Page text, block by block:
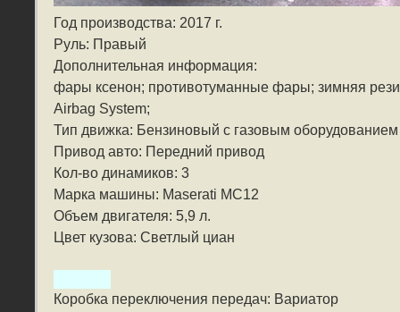
Год производства: 2017 г.
Руль: Правый
Дополнительная информация:
фары ксенон; противотуманные фары; зимняя
Airbag System;
Тип движка: Бензиновый с газовым оборудованием
Привод авто: Передний привод
Кол-во динамиков: 3
Марка машины: Maserati MC12
Объем двигателя: 5,9 л.
Цвет кузова: Светлый циан
Коробка переключения передач: Вариатор